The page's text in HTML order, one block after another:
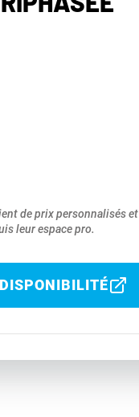
de prix personnalisés et
leur espace pro.